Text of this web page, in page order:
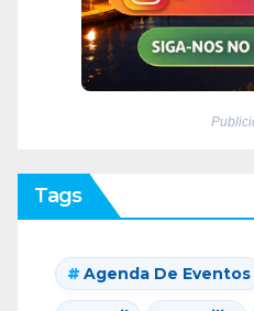
Tags
Agenda De Eventos